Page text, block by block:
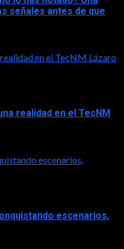
señales antes de que
en el TecNM Lázaro
realidad en el TecNM
escenarios,
escenarios,